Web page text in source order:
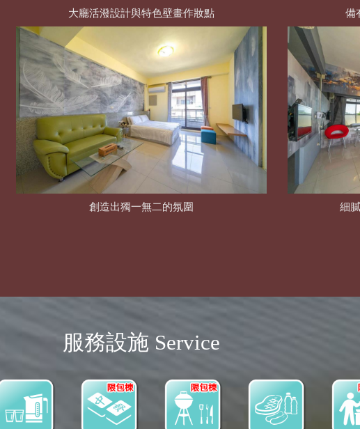
大廳活潑設計與特色壁畫作妝點 備
創造出獨一無二的氛圍 細
服務設施 Service